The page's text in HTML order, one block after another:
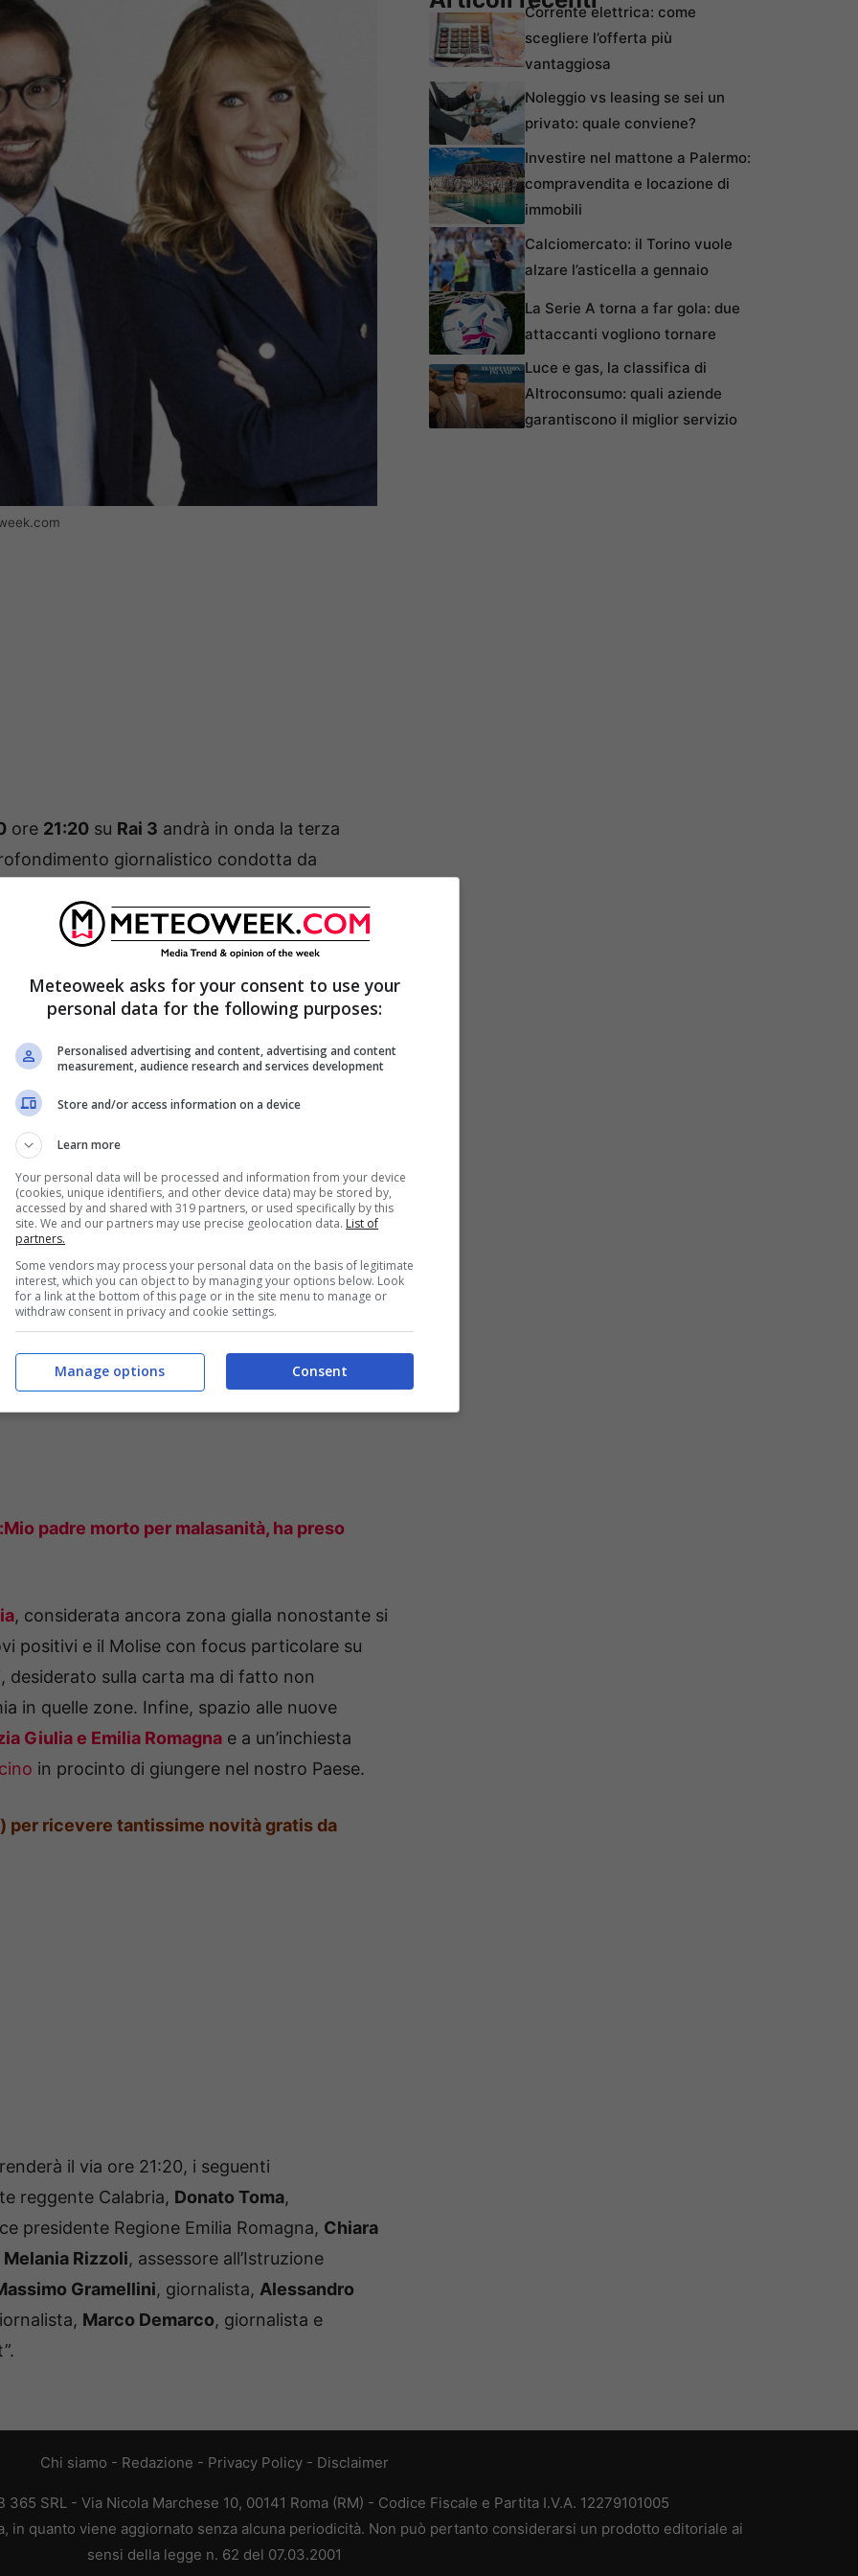
ore 21:20 su Rai 3 andrà in onda la terza
giornalistico condotta da
più caldi di attualità.
che l’indice di contagiosità sia in calo
comanda in Italia tra Stato e Regioni?”.
“, traaree coloratee restrizioni diverse da
seguente questione: separare il Paese in
risultati? E ancora si parlerà del
emergenza sanitaria e che sta rischiando di
sia nettamente inferiore a quello di altre
padre morto per malasanità, ha preso
, considerata ancora zona gialla nonostante si
positivi e il Molise con focus particolare su
desiderato sulla carta ma di fatto non
in quelle zone. Infine, spazio alle nuove
Giulia e Emilia Romagna e a un’inchiesta
in procinto di giungere nel nostro Paese.
per ricevere tantissime novità gratis da
il via ore 21:20, i seguenti
reggente Calabria, Donato Toma,
presidente Regione Emilia Romagna, Chiara
Melania Rizzoli, assessore all’Istruzione
Gramellini, giornalista, Alessandro
Marco Demarco, giornalista e
Corrente elettrica: come
scegliere l’offerta più
vantaggiosa
Noleggio vs leasing se sei un
privato: quale conviene?
Investire nel mattone a Palermo:
compravendita e locazione di
immobili
Calciomercato: il Torino vuole
alzare l’asticella a gennaio
La Serie A torna a far gola: due
attaccanti vogliono tornare
Luce e gas, la classifica di
Altroconsumo: quali aziende
garantiscono il miglior servizio
Chi siamo - Redazione - Privacy Policy - Disclaimer
SRL - Via Nicola Marchese 10, 00141 Roma (RM) - Codice Fiscale e Partita I.V.A. 12279101005
in quanto viene aggiornato senza alcuna periodicità. Non può pertanto considerarsi un prodotto editoriale ai
sensi della legge n. 62 del 07.03.2001
Meteoweek asks for your consent to use your
personal data for the following purposes:
Personalised advertising and content, advertising and content
measurement, audience research and services development
Store and/or access information on a device
Learn more
Your personal data will be processed and information from your device
(cookies, unique identifiers, and other device data) may be stored by,
accessed by and shared with 319 partners, or used specifically by this
site. We and our partners may use precise geolocation data. List of
partners.
Some vendors may process your personal data on the basis of legitimate
interest, which you can object to by managing your options below. Look
for a link at the bottom of this page or in the site menu to manage or
withdraw consent in privacy and cookie settings.
Consent
Manage options